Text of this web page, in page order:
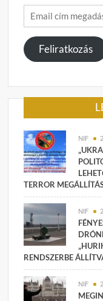
Email
cím
megadása
Feliratkozás
NIF
TERROR
NIF
RENDSZERBE
NIF